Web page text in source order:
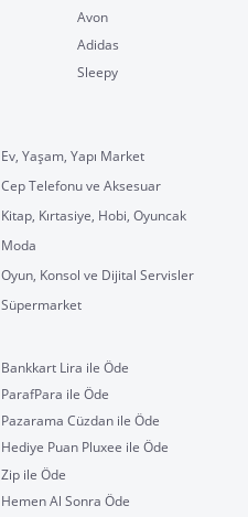
Avon
Adidas
Sleepy
Ev, Yaşam, Yapı Market
Cep Telefonu ve Aksesuar
Kitap, Kırtasiye, Hobi, Oyuncak
Moda
Oyun, Konsol ve Dijital Servisler
Süpermarket
Bankkart Lira ile Öde
ParafPara ile Öde
Pazarama Cüzdan ile Öde
Hediye Puan Pluxee ile Öde
Zip ile Öde
Hemen Al Sonra Öde